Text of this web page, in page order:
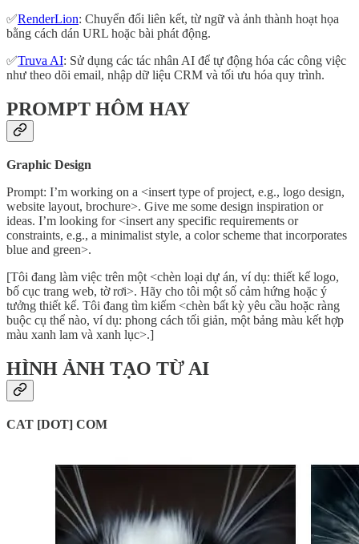
✅RenderLion: Chuyển đổi liên kết, từ ngữ và ảnh thành hoạt họa
bằng cách dán URL hoặc bài phát động.
✅Truva AI: Sử dụng các tác nhân AI để tự động hóa các công việc
như theo dõi email, nhập dữ liệu CRM và tối ưu hóa quy trình.
PROMPT HÔM HAY
Graphic Design
Prompt: I’m working on a <insert type of project, e.g., logo design,
website layout, brochure>. Give me some design inspiration or
ideas. I’m looking for <insert any specific requirements or
constraints, e.g., a minimalist style, a color scheme that incorporates
blue and green>.
[Tôi đang làm việc trên một <chèn loại dự án, ví dụ: thiết kế logo,
bố cục trang web, tờ rơi>. Hãy cho tôi một số cảm hứng hoặc ý
tưởng thiết kế. Tôi đang tìm kiếm <chèn bất kỳ yêu cầu hoặc ràng
buộc cụ thể nào, ví dụ: phong cách tối giản, một bảng màu kết hợp
màu xanh lam và xanh lục>.]
HÌNH ẢNH TẠO TỪ AI
CAT [DOT] COM